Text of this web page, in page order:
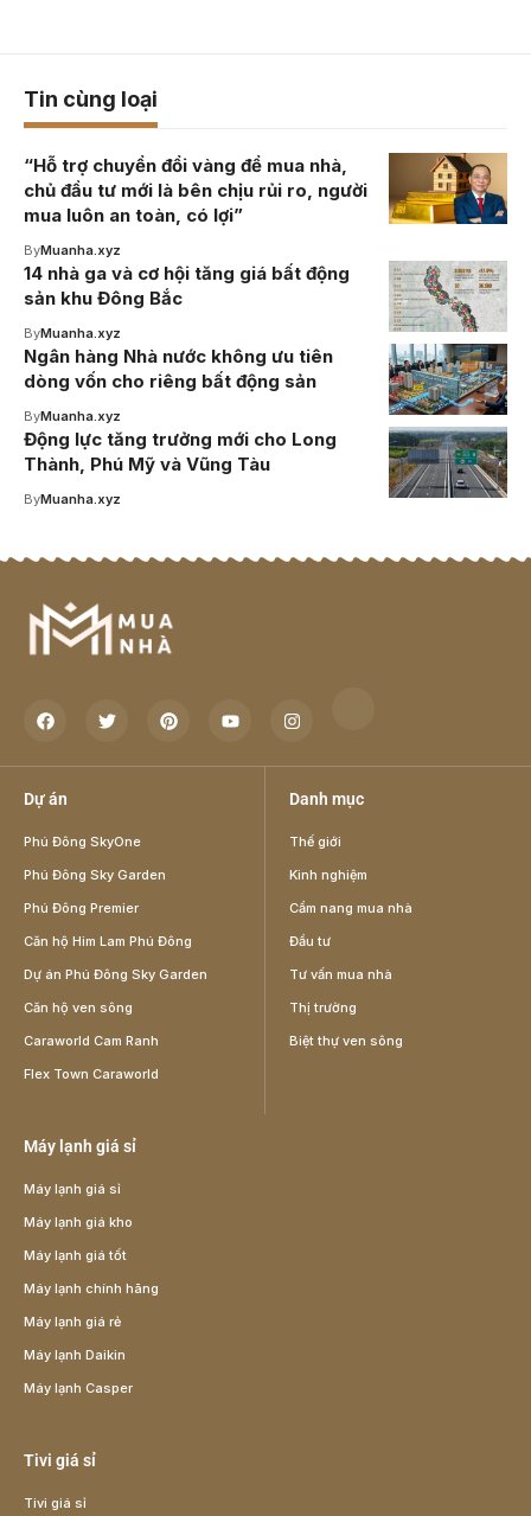
Tin cùng loại
“Hỗ trợ chuyển đổi vàng để mua nhà,
chủ đầu tư mới là bên chịu rủi ro, người
mua luôn an toàn, có lợi”
ByMuanha.xyz
14 nhà ga và cơ hội tăng giá bất động
sản khu Đông Bắc
ByMuanha.xyz
Ngân hàng Nhà nước không ưu tiên
dòng vốn cho riêng bất động sản
ByMuanha.xyz
Động lực tăng trưởng mới cho Long
Thành, Phú Mỹ và Vũng Tàu
ByMuanha.xyz
Dự án
Phú Đông SkyOne
Phú Đông Sky Garden
Phú Đông Premier
Căn hộ Him Lam Phú Đông
Dự án Phú Đông Sky Garden
Căn hộ ven sông
Caraworld Cam Ranh
Flex Town Caraworld
Danh mục
Thế giới
Kinh nghiệm
Cẩm nang mua nhà
Đầu tư
Tư vấn mua nhà
Thị trường
Biệt thự ven sông
Máy lạnh giá sỉ
Máy lạnh giá sỉ
Máy lạnh giá kho
Máy lạnh giá tốt
Máy lạnh chính hãng
Máy lạnh giá rẻ
Máy lạnh Daikin
Máy lạnh Casper
Tivi giá sỉ
Tivi giá sỉ